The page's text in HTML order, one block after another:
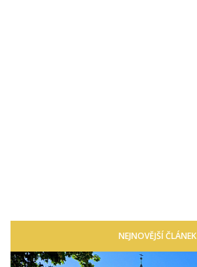
NEJNOVĚJŠÍ ČLÁNEK